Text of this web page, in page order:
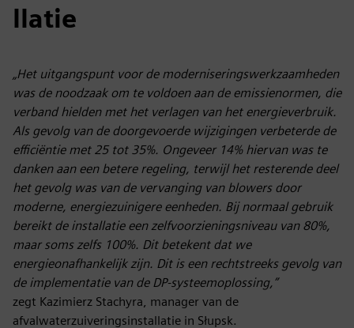
llatie
„Het uitgangspunt voor de moderniseringswerkzaamheden
was de noodzaak om te voldoen aan de emissienormen, die
verband hielden met het verlagen van het energieverbruik.
Als gevolg van de doorgevoerde wijzigingen verbeterde de
efficiëntie met 25 tot 35%. Ongeveer 14% hiervan was te
danken aan een betere regeling, terwijl het resterende deel
het gevolg was van de vervanging van blowers door
moderne, energiezuinigere eenheden. Bij normaal gebruik
bereikt de installatie een zelfvoorzieningsniveau van 80%,
maar soms zelfs 100%. Dit betekent dat we
energieonafhankelijk zijn. Dit is een rechtstreeks gevolg van
de implementatie van de DP-systeemoplossing,”
zegt Kazimierz Stachyra, manager van de
afvalwaterzuiveringsinstallatie in Słupsk.